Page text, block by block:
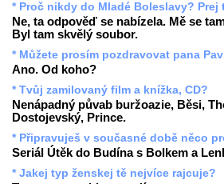
* Proč nikdy do Mladé Boleslavy?
Ne, ta odpověď se nabízela. Mě se
Byl tam skvělý soubor.
* Můžete prosím pozdravovat pana
Ano. Od koho?
* Tvůj zamilovaný film a knížka, CD?
Nenápadný půvab buržoazie, Běsi,
Dostojevský, Prince.
* Připravuješ v současné době něco
Seriál Útěk do Budína s Bolkem a
* Jakej typ ženskej tě nejvíce rajcuje?